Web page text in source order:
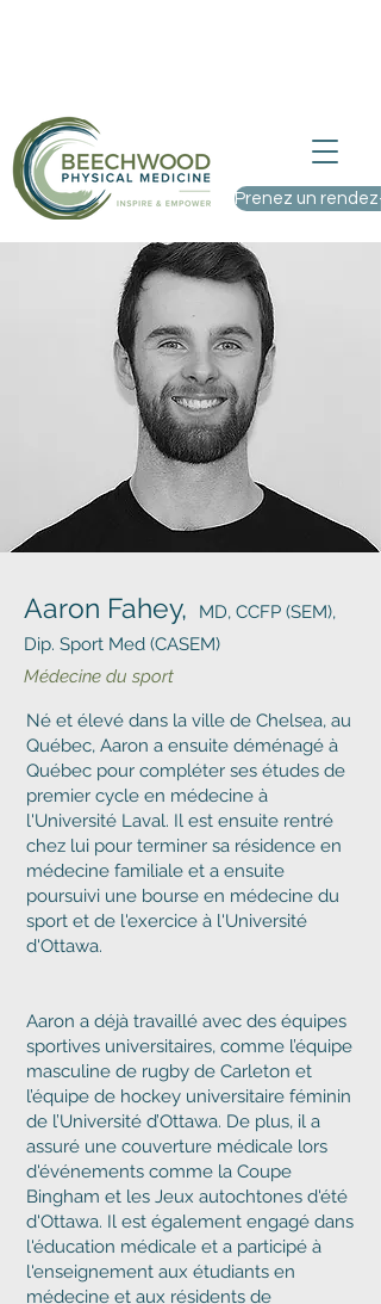
Prenez un rendez-
Aaron Fahey,
MD, CCFP (SEM),
Dip. Sport Med (CASEM)
Médecine du sport
Né et élevé dans la ville de Chelsea, au
Québec, Aaron a ensuite déménagé à
Québec pour compléter ses études de
premier cycle en médecine à
l'Université Laval. Il est ensuite rentré
chez lui pour terminer sa résidence en
médecine familiale et a ensuite
poursuivi une bourse en médecine du
sport et de l'exercice à l'Université
d'Ottawa.
Aaron a déjà travaillé avec des équipes
sportives universitaires, comme l’équipe
masculine de rugby de Carleton et
l’équipe de hockey universitaire féminin
de l’Université d’Ottawa. De plus, il a
assuré une couverture médicale lors
d'événements comme la Coupe
Bingham et les Jeux autochtones d'été
d'Ottawa. Il est également engagé dans
l'éducation médicale et a participé à
l'enseignement aux étudiants en
médecine et aux résidents de